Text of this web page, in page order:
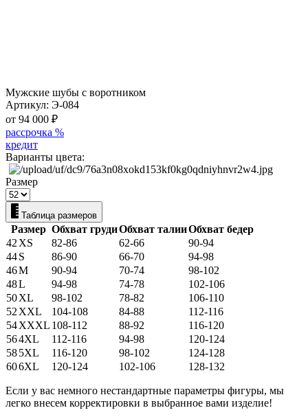
Мужские шубы с воротником
Артикул: Э-084
от 94 000 ₽
рассрочка %
кредит
Варианты цвета:
Размер
Таблица размеров
Размер Обхват грудиОбхват талииОбхват бедер
42 XS 82-86 62-66
90-94
44S 86-90 66-70
94-98
46M 90-94 70-74
98-102
48L 94-98 74-78
102-106
50XL 98-102 78-82
106-110
52 XXL 104-108 84-88
112-116
54XXXL 108-112 88-92
116-120
564XL 112-116 94-98
120-124
585XL 116-120 98-102
124-128
606XL 120-124 102-106 128-132
Если у вас немного нестандартные параметры фигуры, мы
легко внесем корректировки в выбранное вами изделие!